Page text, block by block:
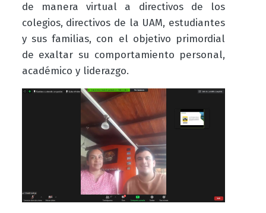
de manera virtual a directivos de los
colegios, directivos de la UAM, estudiantes
y sus familias, con el objetivo primordial
de exaltar su comportamiento personal,
académico y liderazgo.